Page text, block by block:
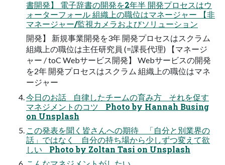
書開発】 電子辞書の開発を2年半 開発プロセスはウ
ォーターフォール 組織上の職位はマネージャー 【非
マネージャー/監視カメラおよびソリューション
開発】 新規事業開発を3年 開発プロセスはスクラム
組織上の職位は主任研究員 (=課長代理) 【マネージ
ャー / toC Webサービス開発】 Webサービスの開発
を2年 開発プロセスはスクラム 組織上の職位はマネ
ージャー
今日のお話 自律したチームの育み方 それを促す
マネジメントのコツ Photo by Hannah Busing
on Unsplash
この発表を聞く皆さんへの期待 「自分と別業界の
話」ではなく 自分の持ち場から少しずつ変えて欲
しい Photo by Zoltan Tasi on Unsplash